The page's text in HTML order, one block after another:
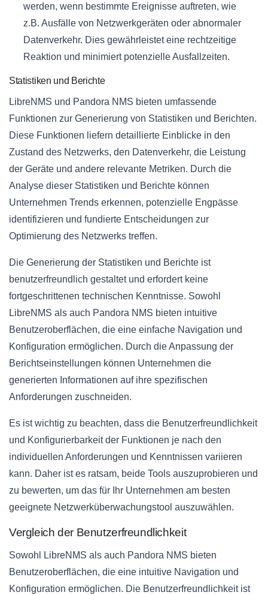
werden, wenn bestimmte Ereignisse auftreten, wie
z.B. Ausfälle von Netzwerkgeräten oder abnormaler
Datenverkehr. Dies gewährleistet eine rechtzeitige
Reaktion und minimiert potenzielle Ausfallzeiten.
Statistiken und Berichte
LibreNMS und Pandora NMS bieten umfassende
Funktionen zur Generierung von Statistiken und Berichten.
Diese Funktionen liefern detaillierte Einblicke in den
Zustand des Netzwerks, den Datenverkehr, die Leistung
der Geräte und andere relevante Metriken. Durch die
Analyse dieser Statistiken und Berichte können
Unternehmen Trends erkennen, potenzielle Engpässe
identifizieren und fundierte Entscheidungen zur
Optimierung des Netzwerks treffen.
Die Generierung der Statistiken und Berichte ist
benutzerfreundlich gestaltet und erfordert keine
fortgeschrittenen technischen Kenntnisse. Sowohl
LibreNMS als auch Pandora NMS bieten intuitive
Benutzeroberflächen, die eine einfache Navigation und
Konfiguration ermöglichen. Durch die Anpassung der
Berichtseinstellungen können Unternehmen die
generierten Informationen auf ihre spezifischen
Anforderungen zuschneiden.
Es ist wichtig zu beachten, dass die Benutzerfreundlichkeit
und Konfigurierbarkeit der Funktionen je nach den
individuellen Anforderungen und Kenntnissen variieren
kann. Daher ist es ratsam, beide Tools auszuprobieren und
zu bewerten, um das für Ihr Unternehmen am besten
geeignete Netzwerküberwachungstool auszuwählen.
Vergleich der Benutzerfreundlichkeit
Sowohl LibreNMS als auch Pandora NMS bieten
Benutzeroberflächen, die eine intuitive Navigation und
Konfiguration ermöglichen. Die Benutzerfreundlichkeit ist